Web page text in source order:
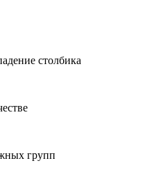
столбика
групп